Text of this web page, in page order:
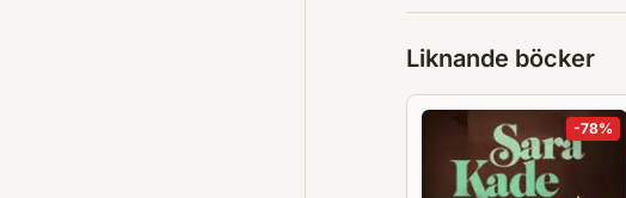
Liknande böcker
-78%